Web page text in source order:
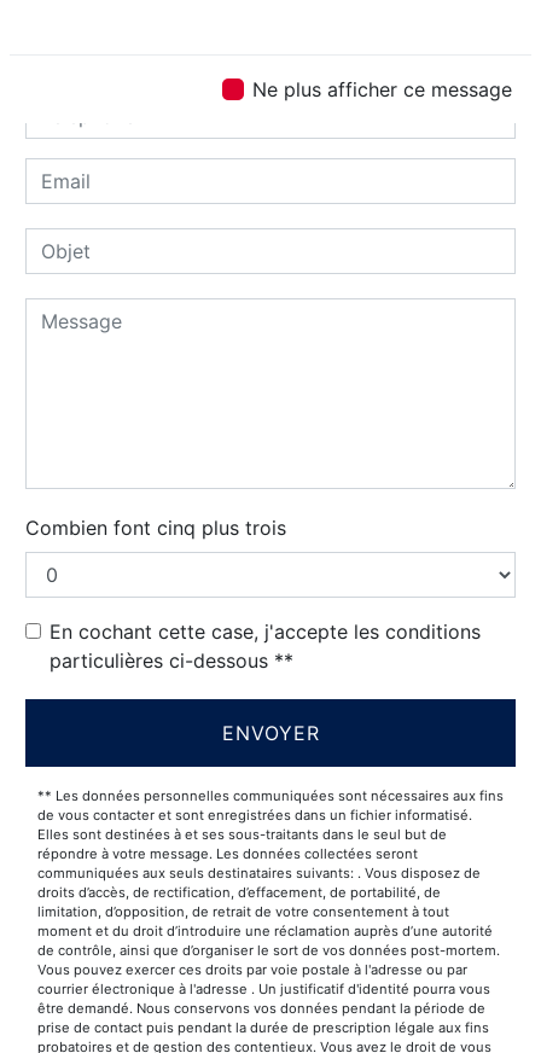
Ne plus afficher ce message
Combien font cinq plus trois
En cochant cette case, j'accepte les conditions
particulières ci-dessous **
ENVOYER
** Les données personnelles communiquées sont nécessaires aux fins
de vous contacter et sont enregistrées dans un fichier informatisé.
Elles sont destinées à et ses sous-traitants dans le seul but de
répondre à votre message. Les données collectées seront
communiquées aux seuls destinataires suivants: . Vous disposez de
droits d’accès, de rectification, d’effacement, de portabilité, de
limitation, d’opposition, de retrait de votre consentement à tout
moment et du droit d’introduire une réclamation auprès d’une autorité
de contrôle, ainsi que d’organiser le sort de vos données post-mortem.
Vous pouvez exercer ces droits par voie postale à l'adresse ou par
courrier électronique à l'adresse . Un justificatif d'identité pourra vous
être demandé. Nous conservons vos données pendant la période de
prise de contact puis pendant la durée de prescription légale aux fins
probatoires et de gestion des contentieux. Vous avez le droit de vous